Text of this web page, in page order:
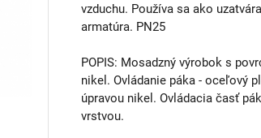
vzduchu. Používa sa ako
armatúra. PN25
POPIS: Mosadzný výrobok s
nikel. Ovládanie páka - oceľový
úpravou nikel. Ovládacia časť
vrstvou.